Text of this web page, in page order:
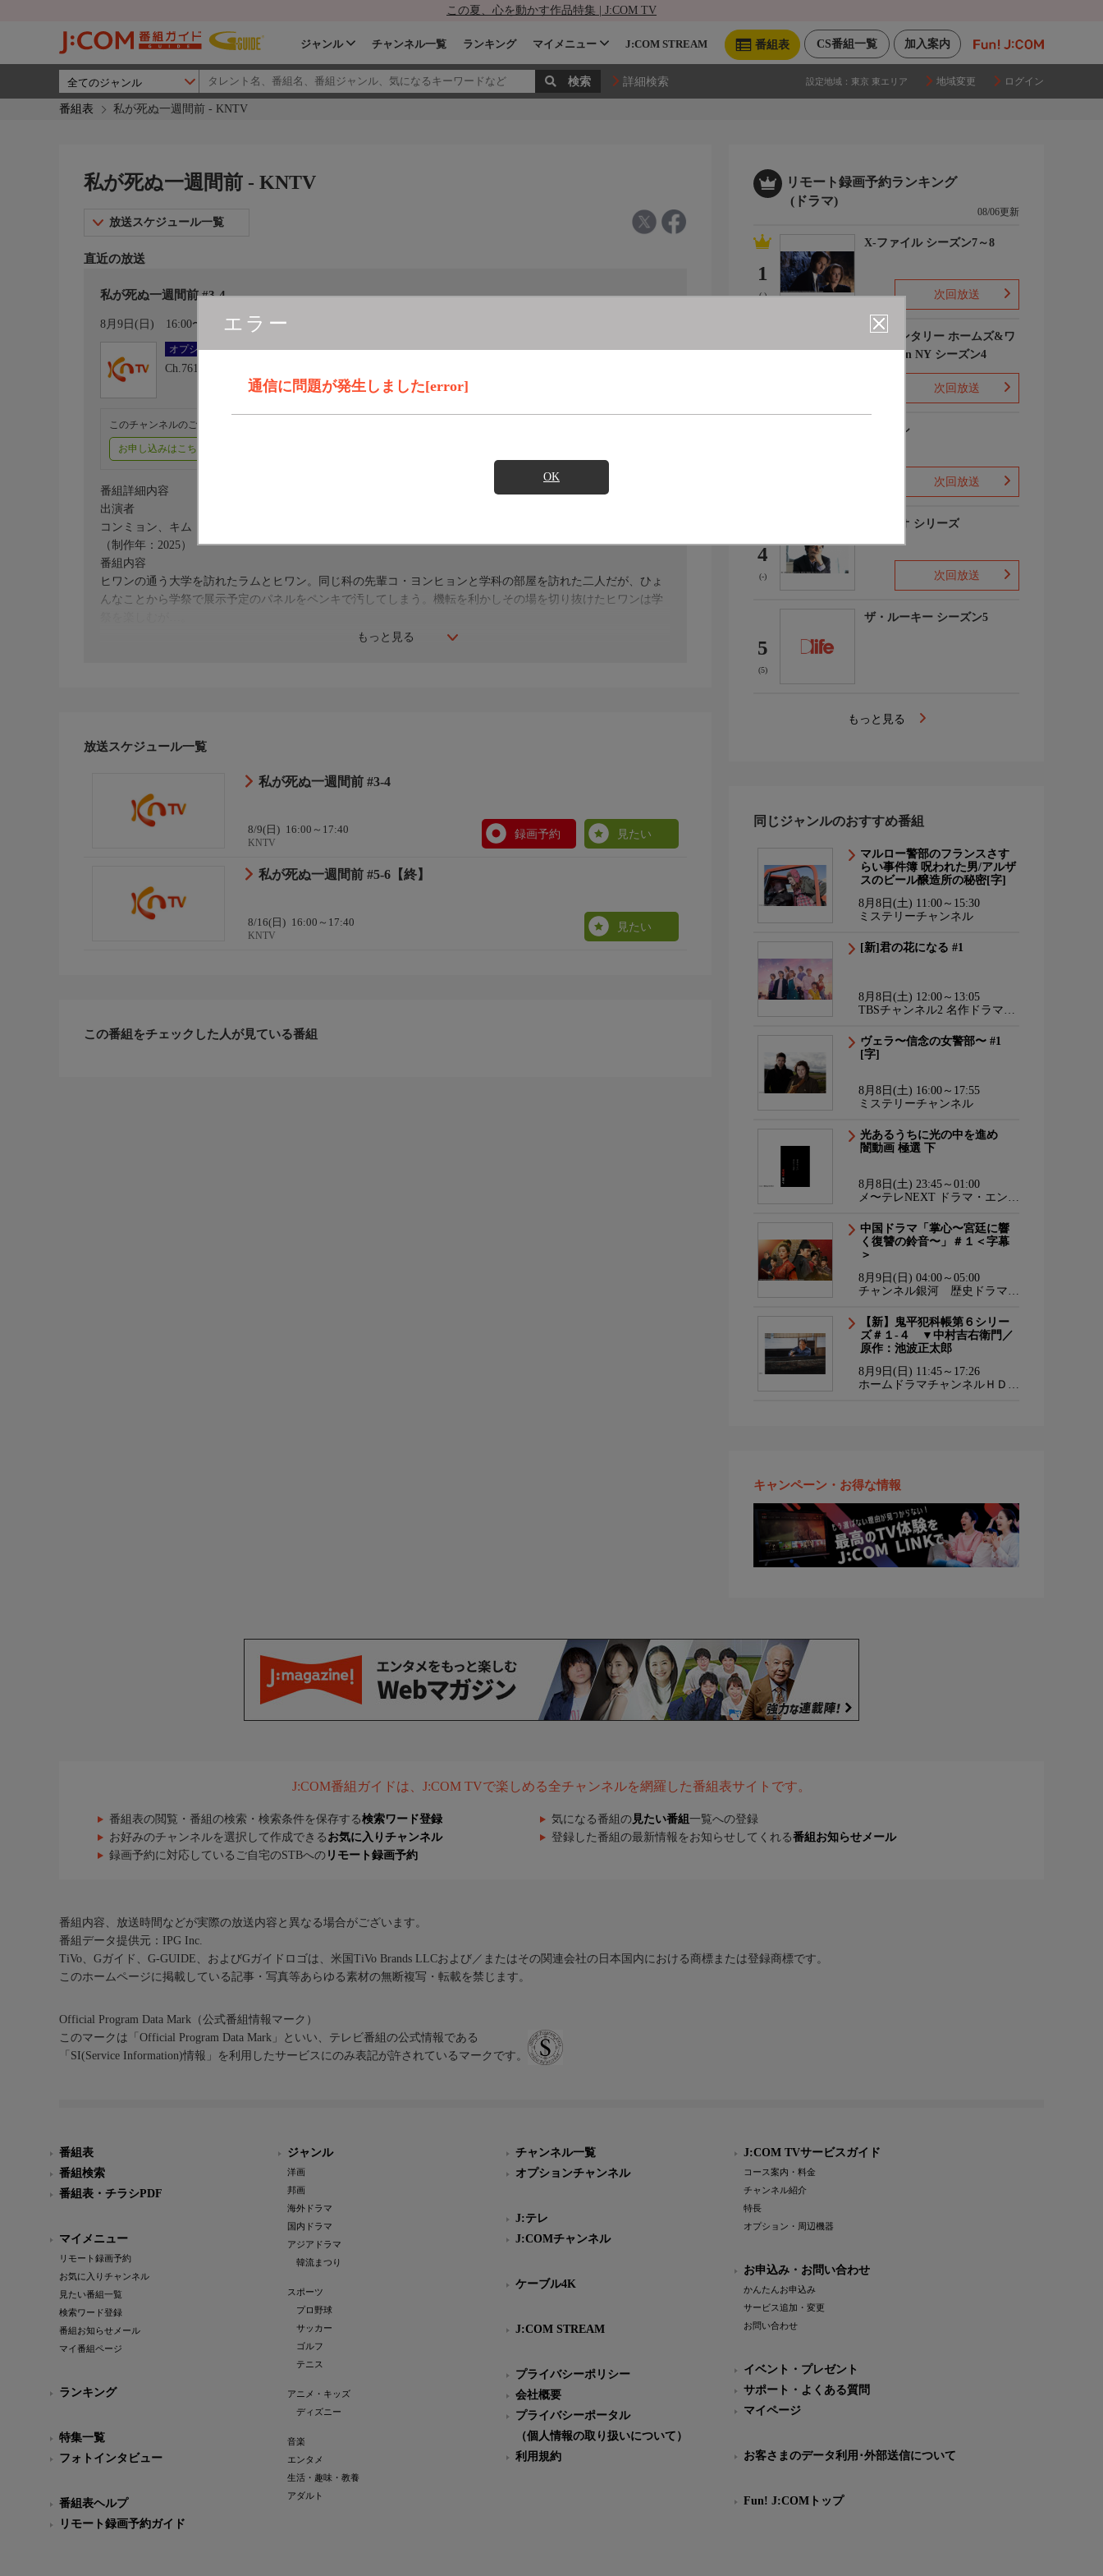
この夏、心を動かす作品特集 | J:COM TV
加入案内
CS番組一覧
番組表
ジャンル チャンネル一覧 ランキング マイメニュー J:COM STREAM
詳細検索 設定地域： 東京 東エリア 地域変更 ログイン
番組表 私が死ぬ一週間前 - KNTV
エラー
通信に問題が発生しました[error]
OK
私が死ぬ一週間前 - KNTV
放送スケジュール一覧
直近の放送
私が死ぬ一週間前 #3-4
8月9日(日) 16:00〜17:40 カレンダー登録
オプション
Ch.761
このチャンネルのご視聴には、オプションチャンネル(有料)のご契約が必要となります。
お申し込みはこちら
もっと見る
番組詳細内容
出演者
コンミョン、キム・ミンハ、チョン・ゴンジュ、オ・ウリほか
（制作年：2025）
番組内容
ヒワンの通う大学を訪れたラムとヒワン。同じ科の先輩コ・ヨンヒョンと学科の部屋を訪れた二人だが、ひょ
んなことから学祭で展示予定のパネルをペンキで汚してしまう。機転を利かしその場を切り抜けたヒワンは学
放送スケジュール一覧
私が死ぬ一週間前 #3-4
8/9(日) 16:00～17:40
KNTV
録画予約 見たい
私が死ぬ一週間前 #5-6【終】
8/16(日) 16:00～17:40
KNTV
見たい
この番組をチェックした人が見ている番組
リモート録画予約ランキング
(ドラマ)
08/06更新
1
(-)
X-ファイル シーズン7～8
次回放送
エレメンタリー ホームズ&ワ
トソン in NY シーズン4
次回放送
下山メシ
次回放送
4
(-)
ガリレオ シリーズ
次回放送
5
(5)
ザ・ルーキー シーズン5
もっと見る
同じジャンルのおすすめ番組
マルロー警部のフランスさす
らい事件簿 呪われた男/アルザ
スのビール醸造所の秘密[字]
8月8日(土) 11:00～15:30
ミステリーチャンネル
[新]君の花になる #1
8月8日(土) 12:00～13:05
TBSチャンネル2 名作ドラマ・
ヴェラ〜信念の女警部〜 #1
[字]
8月8日(土) 16:00～17:55
ミステリーチャンネル
光あるうちに光の中を進め
闇動画 極選 下
8月8日(土) 23:45～01:00
メ〜テレNEXT ドラマ・エンタ
中国ドラマ「掌心〜宮廷に響
く復讐の鈴音〜」＃１＜字幕
＞
8月9日(日) 04:00～05:00
チャンネル銀河 歴史ドラマ・
【新】鬼平犯科帳第６シリー
ズ＃１-４ ▼中村吉右衛門／
原作：池波正太郎
8月9日(日) 11:45～17:26
ホームドラマチャンネルＨＤ
キャンペーン・お得な情報
J:COM番組ガイドは、J:COM TVで楽しめる全チャンネルを網羅した番組表サイトです。
番組表の閲覧・番組の検索・検索条件を保存する検索ワード登録 気になる番組の 見たい番組 一覧への登録
お好みのチャンネルを選択して作成できる お気に入りチャンネル 登録した番組の最新情報をお知らせしてくれる番組お知らせメール
録画予約に対応しているご自宅のSTBへの リモート録画予約
番組内容、放送時間などが実際の放送内容と異なる場合がございます。
番組データ提供元：IPG Inc.
TiVo、Gガイド、G-GUIDE、およびGガイドロゴは、米国TiVo Brands LLCおよび／またはその関連会社の日本国内における商標または登録商標です。
このホームページに掲載している記事・写真等あらゆる素材の無断複写・転載を禁じます。
Official Program Data Mark（公式番組情報マーク）
このマークは「Official Program Data Mark」といい、テレビ番組の公式情報である
「SI(Service Information)情報」を利用したサービスにのみ表記が許されているマークです。
番組表
番組検索
番組表・チラシPDF
マイメニュー
リモート録画予約
お気に入りチャンネル
見たい番組一覧
検索ワード登録
番組お知らせメール
マイ番組ページ
ランキング
特集一覧
フォトインタビュー
番組表ヘルプ
リモート録画予約ガイド
ジャンル
洋画
邦画
海外ドラマ
国内ドラマ
アジアドラマ
韓流まつり
スポーツ
プロ野球
サッカー
ゴルフ
テニス
アニメ・キッズ
ディズニー
音楽
エンタメ
生活・趣味・教養
アダルト
チャンネル一覧
オプションチャンネル
J:テレ
J:COMチャンネル
ケーブル4K
J:COM STREAM
プライバシーポリシー
会社概要
プライバシーポータル
（個人情報の取り扱いについて）
利用規約
J:COM TVサービスガイド
コース案内・料金
チャンネル紹介
特長
オプション・周辺機器
お申込み・お問い合わせ
かんたんお申込み
サービス追加・変更
お問い合わせ
イベント・プレゼント
サポート・よくある質問
マイページ
お客さまのデータ利用･外部送信について
Fun! J:COMトップ